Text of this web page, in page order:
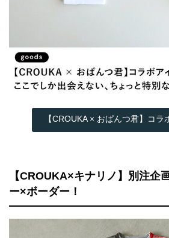
【CROUKA × おぱんつ君】コ
【CROUKA×キナリノ】別注企
ー×ボーダー！